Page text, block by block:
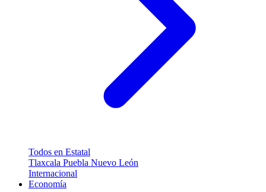
Todos en Estatal
Tlaxcala Puebla Nuevo León
Internacional
Economía